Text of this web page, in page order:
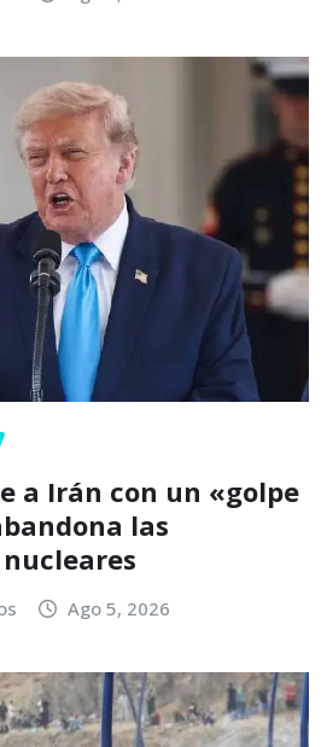
a Irán con un «golpe
las
Ago 5, 2026